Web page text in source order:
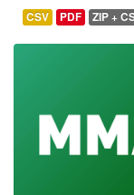
CSV PDF ZIP +